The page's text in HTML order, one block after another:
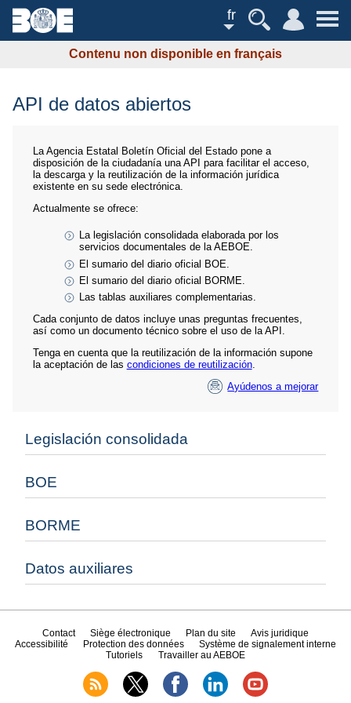
fr
Contenu non disponible en français
API de datos abiertos
La Agencia Estatal Boletín Oficial del Estado pone a
disposición de la ciudadanía una API para facilitar el acceso,
la descarga y la reutilización de la información jurídica
existente en su sede electrónica.
Actualmente se ofrece:
La legislación consolidada elaborada por los
servicios documentales de la AEBOE.
El sumario del diario oficial BOE.
El sumario del diario oficial BORME.
Las tablas auxiliares complementarias.
Cada conjunto de datos incluye unas preguntas frecuentes,
así como un documento técnico sobre el uso de la API.
Tenga en cuenta que la reutilización de la información supone
la aceptación de las condiciones de reutilización.
Ayúdenos a mejorar
Legislación consolidada
BOE
BORME
Datos auxiliares
Contact Siège électronique Plan du site
Avis juridique
Accessibilité
Protection des données
Système de signalement interne
Tutoriels
Travailler au AEBOE